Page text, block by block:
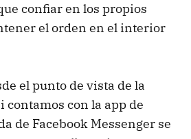
confiar en los propios
el orden en el interior
el punto de vista de la
con la app de
de Facebook Messenger se